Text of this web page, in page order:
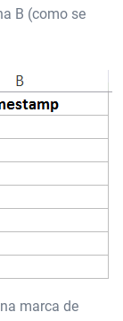
B (como se
marca de